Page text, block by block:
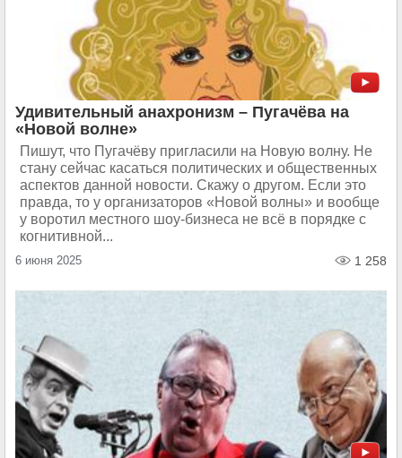
Удивительный анахронизм – Пугачёва на
«Новой волне»
Пишут, что Пугачёву пригласили на Новую волну. Не
стану сейчас касаться политических и общественных
аспектов данной новости. Скажу о другом. Если это
правда, то у организаторов «Новой волны» и вообще
у воротил местного шоу-бизнеса не всё в порядке с
когнитивной...
6 июня 2025 1 258